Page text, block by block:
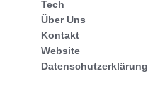
Tech
Über Uns
Kontakt
Website
Datenschutzerklärung